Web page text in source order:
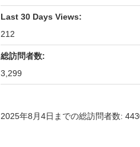
Last 30 Days Views:
212
総訪問者数:
3,299
2025年8月4日までの総訪問者数: